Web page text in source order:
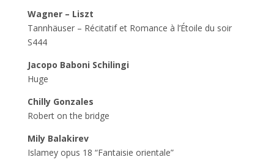
Wagner – Liszt
Tannhäuser – Récitatif et Romance à l’Étoile du soir
S444
Jacopo Baboni Schilingi
Huge
Chilly Gonzales
Robert on the bridge
Mily Balakirev
Islamey opus 18 “Fantaisie orientale”